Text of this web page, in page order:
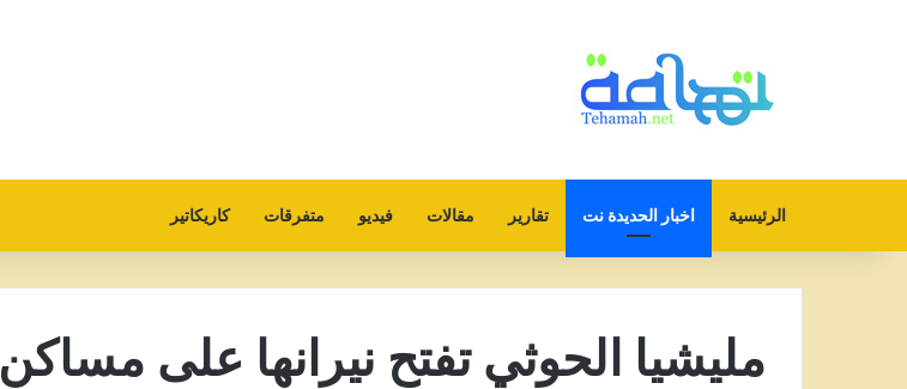
الرئيسية اخبار الحديدة نت تقارير مقالات فيديو متفرقات كاريكاتير
مليشيا الحوثي تفتح نيرانها على مساكن